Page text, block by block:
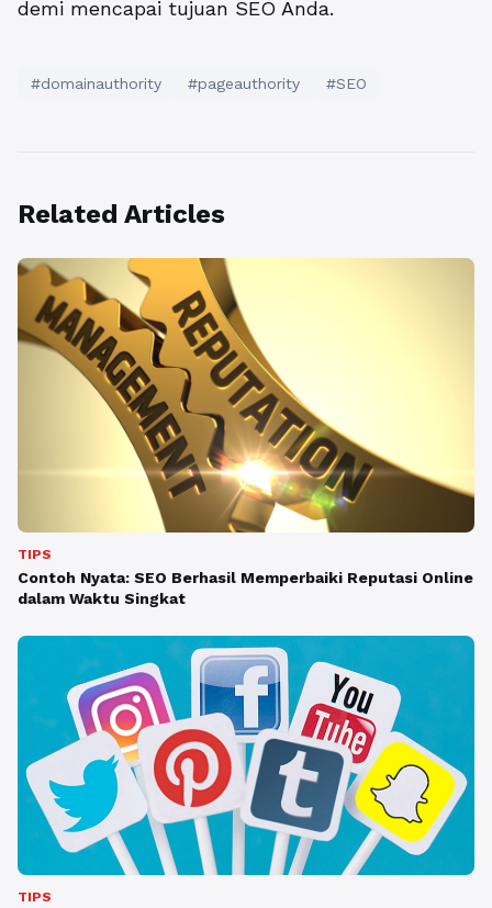
demi mencapai tujuan SEO Anda.
#domainauthority #pageauthority #SEO
Related Articles
TIPS
Contoh Nyata: SEO Berhasil Memperbaiki Reputasi Online
dalam Waktu Singkat
TIPS